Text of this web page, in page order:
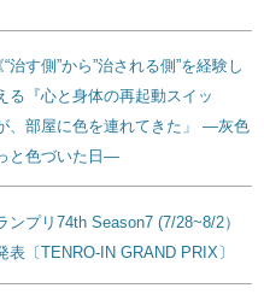
治す側”から”治される側”を経験し
る『心と身体の再起動スイッ
、部屋に色を連れてきた」 ―灰色
と色づいた日―
ンプリ74th Season7 (7/28~8/2）
表〔TENRO-IN GRAND PRIX〕